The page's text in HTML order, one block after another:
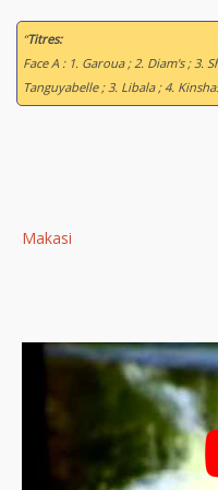
“Titres:
Face A : 1. Garoua ; 2. Diam's ; 3.
Tanguyabelle ; 3. Libala ; 4.
Makasi